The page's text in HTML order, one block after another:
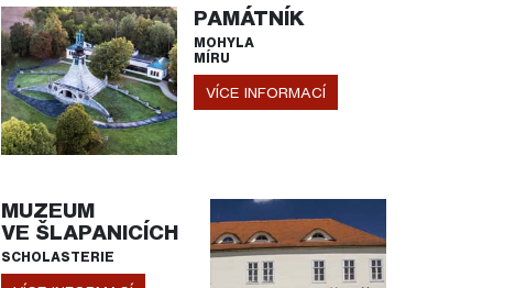
PAMÁTNÍK
MOHYLA
MÍRU
VÍCE INFORMACÍ
MUZEUM
VE ŠLAPANICÍCH
SCHOLASTERIE